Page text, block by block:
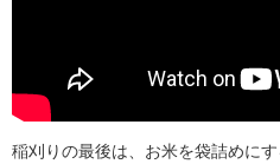
稲刈りの最後は、お米を袋詰めに